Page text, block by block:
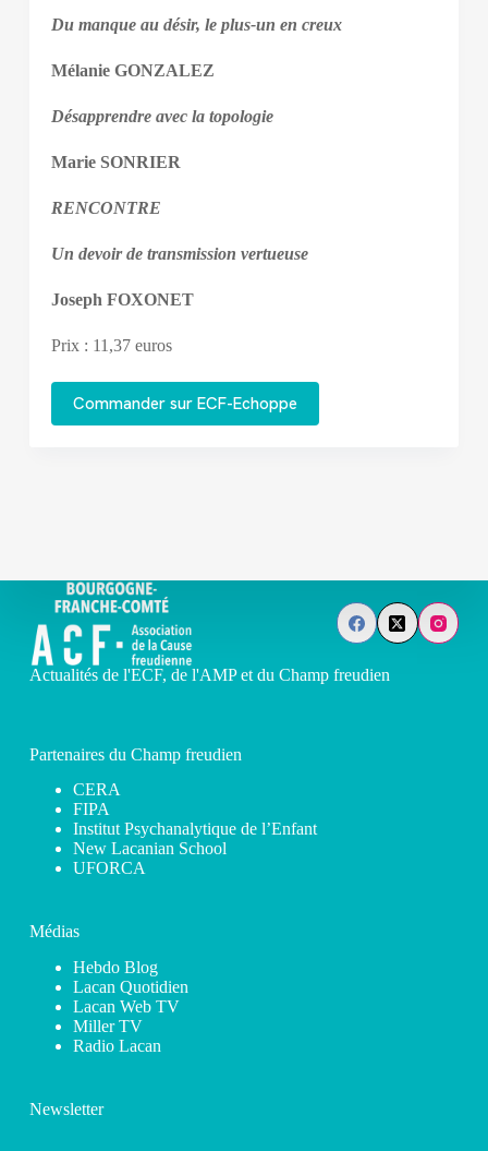
Du manque au désir, le plus-un en creux
Mélanie GONZALEZ
Désapprendre avec la topologie
Marie SONRIER
RENCONTRE
Un devoir de transmission vertueuse
Joseph FOXONET
Prix : 11,37 euros
Commander sur ECF-Echoppe
Actualités de l'ECF, de l'AMP et du Champ freudien
Partenaires du Champ freudien
CERA
FIPA
Institut Psychanalytique de l’Enfant
New Lacanian School
UFORCA
Médias
Hebdo Blog
Lacan Quotidien
Lacan Web TV
Miller TV
Radio Lacan
Newsletter